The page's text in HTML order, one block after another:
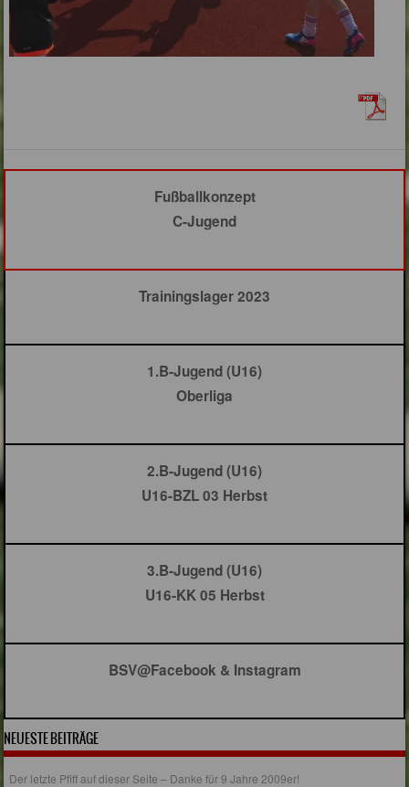
Fußballkonzept
C-Jugend
Trainingslager 2023
1.B-Jugend (U16)
Oberliga
2.B-Jugend (U16)
U16-BZL 03 Herbst
3.B-Jugend (U16)
U16-KK 05 Herbst
BSV@Facebook & Instagram
NEUESTE BEITRÄGE
Der letzte Pfiff auf dieser Seite – Danke für 9 Jahre 2009er!